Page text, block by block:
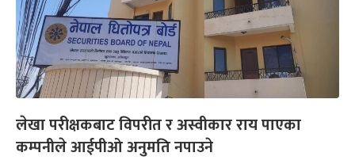
लेखा परीक्षकबाट विपरीत र अस्वीकार राय पाएका
कम्पनीले आईपीओ अनुमति नपाउने